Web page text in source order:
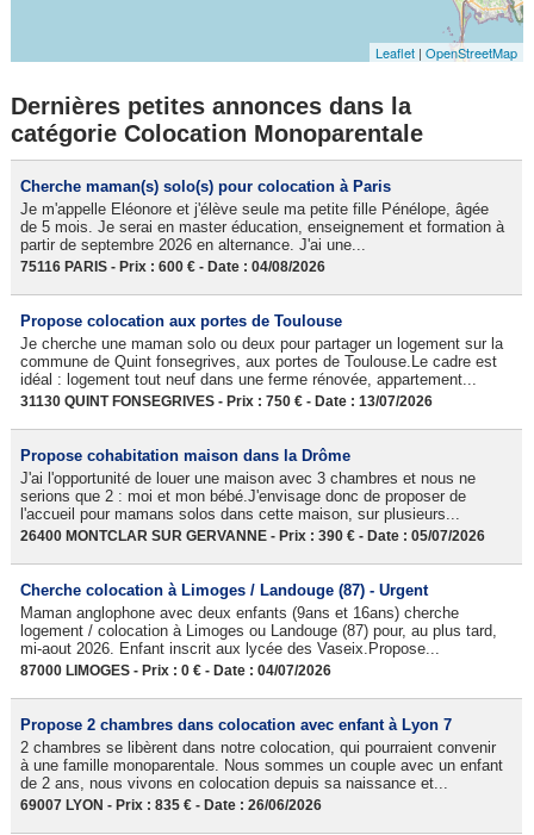
Leaflet |OpenStreetMap
Dernières petites annonces dans la
catégorie Colocation Monoparentale
Cherche maman(s) solo(s) pour colocation à Paris
Je m'appelle Eléonore et j'élève seule ma petite fille Pénélope, âgée
de 5 mois. Je serai en master éducation, enseignement et formation à
partir de septembre 2026 en alternance. J'ai une...
75116 PARIS - Prix : 600 € - Date : 04/08/2026
Propose colocation aux portes de Toulouse
Je cherche une maman solo ou deux pour partager un logement sur la
commune de Quint fonsegrives, aux portes de Toulouse.Le cadre est
idéal : logement tout neuf dans une ferme rénovée, appartement...
31130 QUINT FONSEGRIVES - Prix : 750 € - Date : 13/07/2026
Propose cohabitation maison dans la Drôme
J'ai l'opportunité de louer une maison avec 3 chambres et nous ne
serions que 2 : moi et mon bébé.J'envisage donc de proposer de
l'accueil pour mamans solos dans cette maison, sur plusieurs...
26400 MONTCLAR SUR GERVANNE - Prix : 390 € - Date : 05/07/2026
Cherche colocation à Limoges / Landouge (87) - Urgent
Maman anglophone avec deux enfants (9ans et 16ans) cherche
logement / colocation à Limoges ou Landouge (87) pour, au plus tard,
mi-aout 2026. Enfant inscrit aux lycée des Vaseix.Propose...
87000 LIMOGES - Prix : 0 € - Date : 04/07/2026
Propose 2 chambres dans colocation avec enfant à Lyon 7
2 chambres se libèrent dans notre colocation, qui pourraient convenir
à une famille monoparentale. Nous sommes un couple avec un enfant
de 2 ans, nous vivons en colocation depuis sa naissance et...
69007 LYON - Prix : 835 € - Date : 26/06/2026